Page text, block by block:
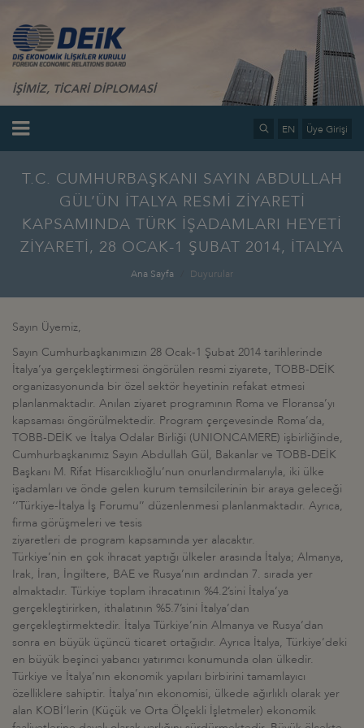
İŞİMİZ, TİCARİ DİPLOMASİ
EN Üye Girişi
T.C. CUMHURBAŞKANI SAYIN ABDULLAH
GÜL’ÜN İTALYA RESMİ ZİYARETİ
KAPSAMINDA TÜRK İŞADAMLARI HEYETİ
ZİYARETİ, 28 OCAK-1 ŞUBAT 2014, İTALYA
Ana Sayfa Duyurular
Sayın Üyemiz,
Sayın Cumhurbaşkanımızın 28 Ocak-1 Şubat 2014 tarihlerinde
İtalya’ya gerçekleştirmesi öngörülen resmi ziyarete, TOBB-DEİK
organizasyonunda bir özel sektör heyetinin refakat etmesi
planlanmaktadır. Anılan ziyaret programının Roma ve Floransa’yı
kapsaması öngörülmektedir. Program çerçevesinde Roma’da,
TOBB-DEİK ve İtalya Odalar Birliği (UNIONCAMERE) işbirliğinde,
Cumhurbaşkanımız Sayın Abdullah Gül, Bakanlar ve TOBB-DEİK
Başkanı M. Rifat Hisarcıklıoğlu’nun onurlandırmalarıyla, iki ülke
işadamları ve önde gelen kurum temsilcilerinin bir araya geleceği
‘’Türkiye-İtalya İş Forumu’’ düzenlenmesi planlanmaktadır. Ayrıca,
firma görüşmeleri ve tesis
ziyaretleri de program kapsamında yer alacaktır.
Türkiye’nin en çok ihracat yaptığı ülkeler arasında İtalya; Almanya,
Irak, İran, İngiltere, BAE ve Rusya’nın ardından 7. sırada yer
almaktadır. Türkiye toplam ihracatının %4.2’sini İtalya’ya
gerçekleştirirken, ithalatının %5.7’sini İtalya’dan
gerçekleştirmektedir. İtalya Türkiye’nin Almanya ve Rusya’dan
sonra en büyük üçüncü ticaret ortağıdır. Ayrıca İtalya, Türkiye’deki
en büyük beşinci yabancı yatırımcı konumunda olan ülkedir.
Türkiye ve İtalya’nın ekonomik yapıları birbirini tamamlayıcı
özelliklere sahiptir. İtalya’nın ekonomisi, ülkede ağırlıklı olarak yer
alan KOBİ’lerin (Küçük ve Orta Ölçekli İşletmeler) ekonomik